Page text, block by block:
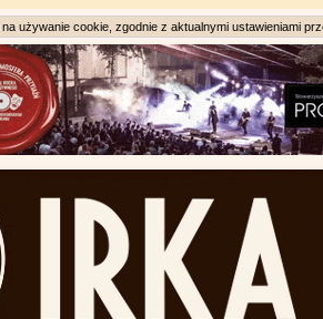
używanie cookie, zgodnie z aktualnymi ustawieniami